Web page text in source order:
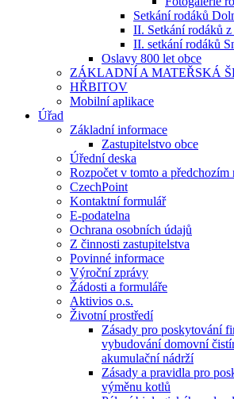
Setkání rodáků
II. Setkání rodáků
II. setkání rodáků
Oslavy 800 let obce
ZÁKLADNÍ A MATEŘSKÁ
HŘBITOV
Mobilní aplikace
Úřad
Základní informace
Zastupitelstvo obce
Úřední deska
Rozpočet v tomto a předchozím
CzechPoint
Kontaktní formulář
E-podatelna
Ochrana osobních údajů
Z činnosti zastupitelstva
Povinné informace
Výroční zprávy
Žádosti a formuláře
Aktivios o.s.
Životní prostředí
Zásady pro poskytování
vybudování domovní
akumulační nádrží
Zásady a pravidla pro
výměnu kotlů